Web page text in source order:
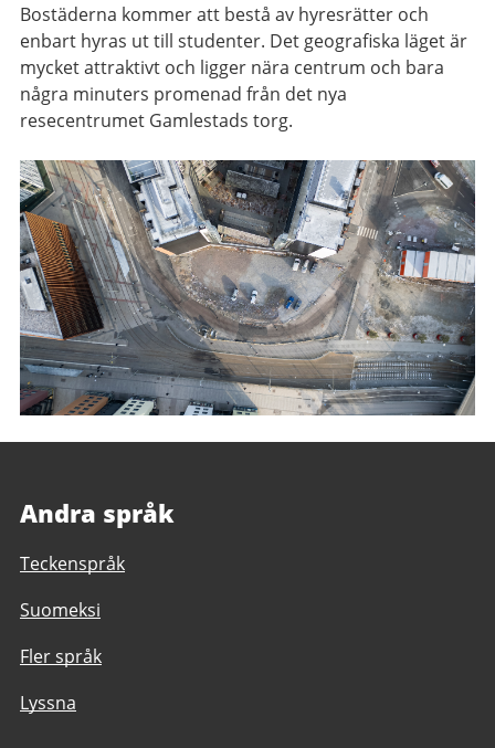
Bostäderna kommer att bestå av hyresrätter och
enbart hyras ut till studenter. Det geografiska läget är
mycket attraktivt och ligger nära centrum och bara
några minuters promenad från det nya
resecentrumet Gamlestads torg.
Andra språk
Teckenspråk
Suomeksi
Fler språk
Lyssna